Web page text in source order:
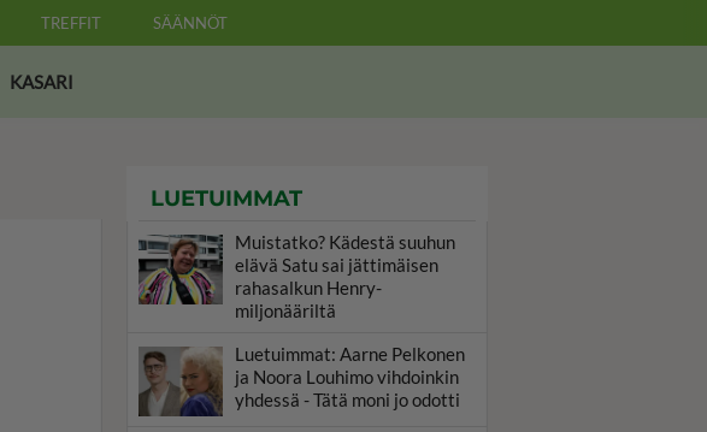
TREFFIT SÄÄNNÖT
KASARI
LUETUIMMAT
Muistatko? Kädestä suuhun
elävä Satu sai jättimäisen
rahasalkun Henry-
miljonääriltä
Luetuimmat: Aarne Pelkonen
ja Noora Louhimo vihdoinkin
yhdessä - Tätä moni jo odotti